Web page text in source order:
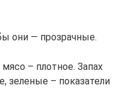
они — прозрачные.
– плотное. Запах
зеленые – показатели